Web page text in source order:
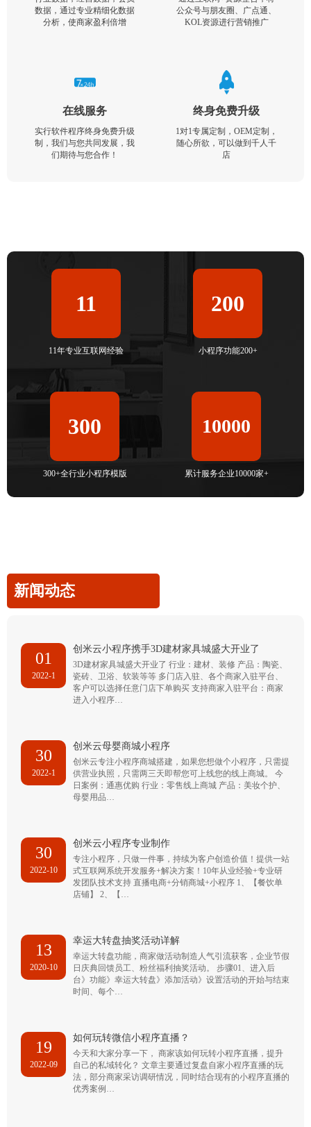
数据，通过专业精细化数据
分析，使商家盈利倍增
公众号与朋友圈、广点通、
KOL资源进行营销推广
在线服务
实行软件程序终身免费升级
制，我们与您共同发展，我
们期待与您合作！
终身免费升级
1对1专属定制，OEM定制，
随心所欲，可以做到千人千
店
11
11年专业互联网经验
200
小程序功能200+
300
300+全行业小程序模版
10000
累计服务企业10000家+
新闻动态
01
2022-1
创米云小程序携手3D建材家具城盛大开业了
3D建材家具城盛大开业了 行业：建材、装修 产品：陶瓷、
瓷砖、卫浴、软装等等 多门店入驻、各个商家入驻平台、
客户可以选择任意门店下单购买 支持商家入驻平台：商家
进入小程序…
30
2022-1
创米云母婴商城小程序
创米云专注小程序商城搭建，如果您想做个小程序，只需提
供营业执照，只需两三天即帮您可上线您的线上商城。 今
日案例：通惠优购 行业：零售线上商城 产品：美妆个护、
母婴用品…
30
2022-10
创米云小程序专业制作
专注小程序，只做一件事，持续为客户创造价值！提供一站
式互联网系统开发服务+解决方案！10年从业经验+专业研
发团队技术支持 直播电商+分销商城+小程序 1、【餐饮单
店铺】 2、【…
13
2020-10
幸运大转盘抽奖活动详解
幸运大转盘功能，商家做活动制造人气引流获客，企业节假
日庆典回馈员工、粉丝福利抽奖活动。 步骤01、进入后
台》功能》幸运大转盘》添加活动》设置活动的开始与结束
时间、每个…
19
2022-09
如何玩转微信小程序直播？
今天和大家分享一下， 商家该如何玩转小程序直播，提升
自己的私域转化？ 文章主要通过复盘自家小程序直播的玩
法，部分商家采访调研情况，同时结合现有的小程序直播的
优秀案例…